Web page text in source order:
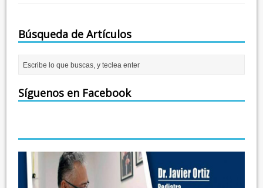
Búsqueda de Artículos
Síguenos en Facebook